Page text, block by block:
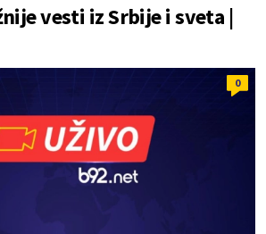
vesti iz Srbije i sveta |
0